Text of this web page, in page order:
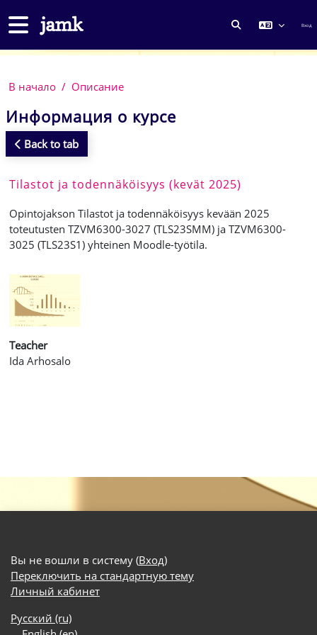
Боковая панель
ИЗМЕНИТЬ Вход
В начало Описание
Информация о курсе
Back to tab
Tilastot ja todennäköisyys (kevät 2025)
Opintojakson Tilastot ja todennäköisyys kevään 2025
toteutusten TZVM6300-3027 (TLS23SMM) ja TZVM6300-
3025 (TLS23S1) yhteinen Moodle-työtila.
Teacher
Ida Arhosalo
Вы не вошли в систему (Вход)
Переключить на стандартную тему
Личный кабинет
Русский ‎(ru)‎